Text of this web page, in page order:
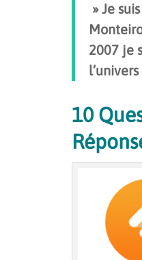
» Je
2007 je
10